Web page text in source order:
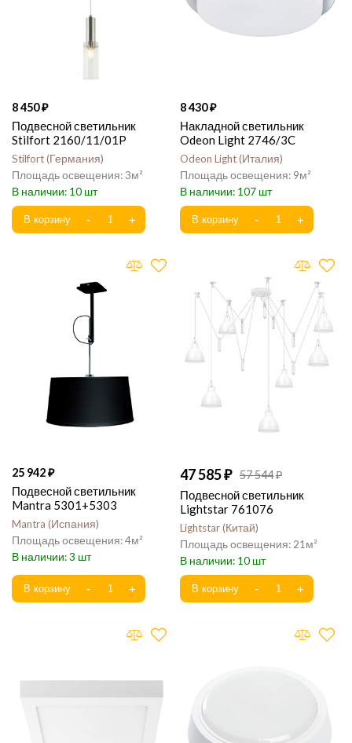
8 450
Подвесной светильник
Stilfort 2160/11/01P
Stilfort Германия
3
10
8 430
Накладной светильник
Odeon Light 2746/3C
Odeon Light Италия
9
107
25 942
Подвесной светильник
Mantra 5301+5303
Mantra Испания
4
3
47 585 57 544
Подвесной светильник
Lightstar 761076
Lightstar Китай
21
10